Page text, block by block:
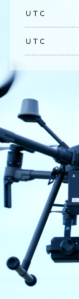
ＵＴＣ
ＵＴＣ